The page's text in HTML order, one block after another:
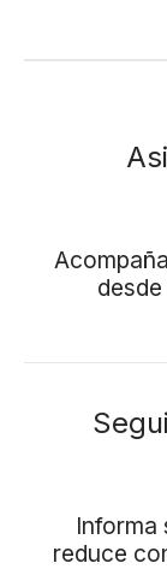
Informa
reduce